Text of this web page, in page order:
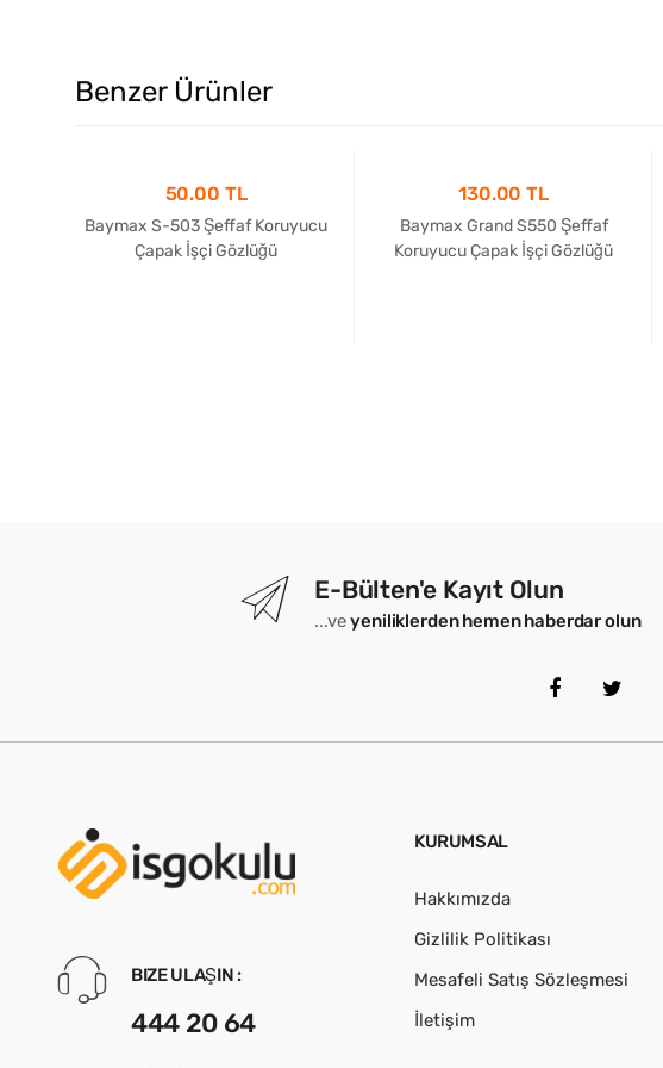
Benzer Ürünler
50.00 TL
Baymax S-503 Şeffaf Koruyucu
Çapak İşçi Gözlüğü
130.00 TL
Baymax Grand S550 Şeffaf
Koruyucu Çapak İşçi Gözlüğü
E-Bülten'e Kayıt Olun
...veyeniliklerden hemen haberdar olun
BIZE ULAŞIN :
444 20 64
KURUMSAL
Hakkımızda
Gizlilik Politikası
Mesafeli Satış Sözleşmesi
İletişim